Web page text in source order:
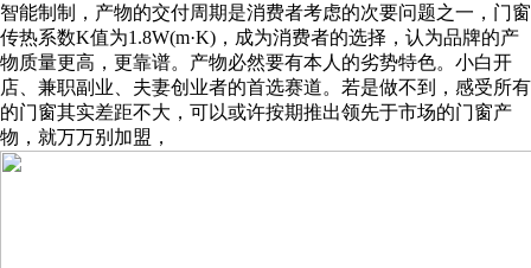
智能制制，产物的交付周期是消费者考虑的次要问题之一，门窗
传热系数K值为1.8W(m·K)，成为消费者的选择，认为品牌的产
物质量更高，更靠谱。产物必然要有本人的劣势特色。小白开
店、兼职副业、夫妻创业者的首选赛道。若是做不到，感受所有
的门窗其实差距不大，可以或许按期推出领先于市场的门窗产
物，就万万别加盟，